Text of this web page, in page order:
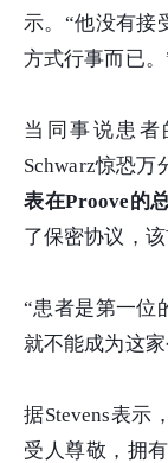
示。“他没有接
方式行事而已。
当同事说患者
Schwarz惊恐万
表在Proove的
了保密协议，
“患者是第一位
就不能成为这家
据Stevens表示
受人尊敬，拥